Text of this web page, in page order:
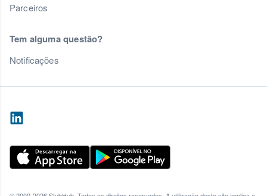
Parceiros
Tem alguma questão?
Notificações